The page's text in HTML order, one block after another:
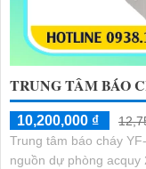
TRUNG TÂM BÁO
10,200,000 ₫
Trung tâm báo cháy
nguồn dự phòng acquy